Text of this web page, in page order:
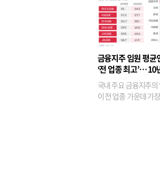
금융지주 임원 평균
‘전 업종 최고’… 10
원은 14배 껑충
국내 주요 금융지주
이 전 업종 가운데 가